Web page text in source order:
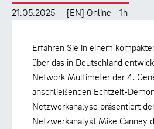
21.05.2025 [EN] Online - 1h
Erfahren Sie in einem
über das in Deutschland
Network Multimeter der 4.
anschließenden Echtzeit-
Netzwerkanalyse präsentiert
Netzwerkanalyst Mike Canney
Produkt-Handbuch
Training